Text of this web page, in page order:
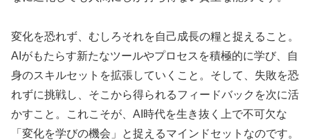
変化を恐れず、むしろそれを自己成長の糧と捉えること。
AIがもたらす新たなツールやプロセスを積極的に学び、自
身のスキルセットを拡張していくこと。そして、失敗を恐
れずに挑戦し、そこから得られるフィードバックを次に活
かすこと。これこそが、AI時代を生き抜く上で不可欠な
「変化を学びの機会」と捉えるマインドセットなのです。